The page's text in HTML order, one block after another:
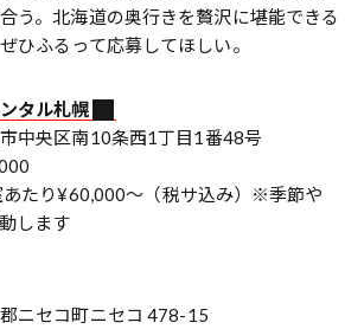
う。北海道の奥行きを贅沢に堪能できる
ひふるって応募してほしい。
タル札幌
中央区南10条西1丁目1番48号
たり¥60,000〜（税サ込み）※季節や
します
ニセコ町ニセコ 478-15